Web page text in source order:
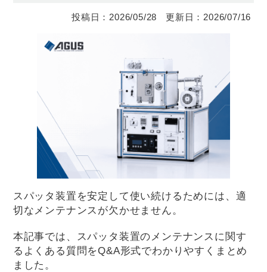
2026/05/28 2026/07/16
スパッタ装置を安定して使い続けるためには、適
切なメンテナンスが欠かせません。
本記事では、スパッタ装置のメンテナンスに関す
るよくある質問をQ&A形式でわかりやすくまとめ
ました。